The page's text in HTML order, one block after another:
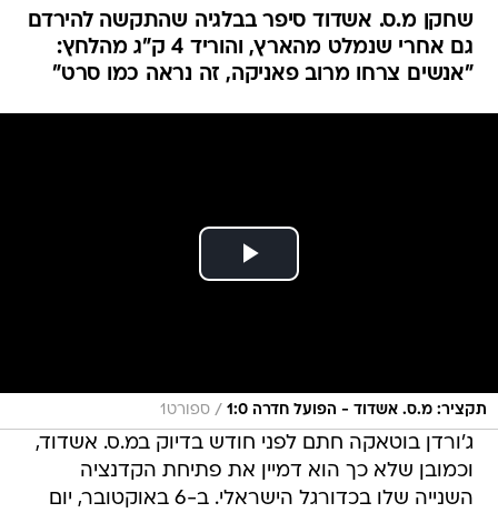
שחקן מ.ס. אשדוד סיפר בבלגיה שהתקשה להירדם
גם אחרי שנמלט מהארץ, והוריד 4 ק"ג מהלחץ:
"אנשים צרחו מרוב פאניקה, זה נראה כמו סרט"
תקציר: מ.ס. אשדוד - הפועל חדרה 1:0 / ספורט1
ג'ורדן בוטאקה חתם לפני חודש בדיוק במ.ס. אשדוד,
וכמובן שלא כך הוא דמיין את פתיחת הקדנציה
השנייה שלו בכדורגל הישראלי. ב-6 באוקטובר, יום